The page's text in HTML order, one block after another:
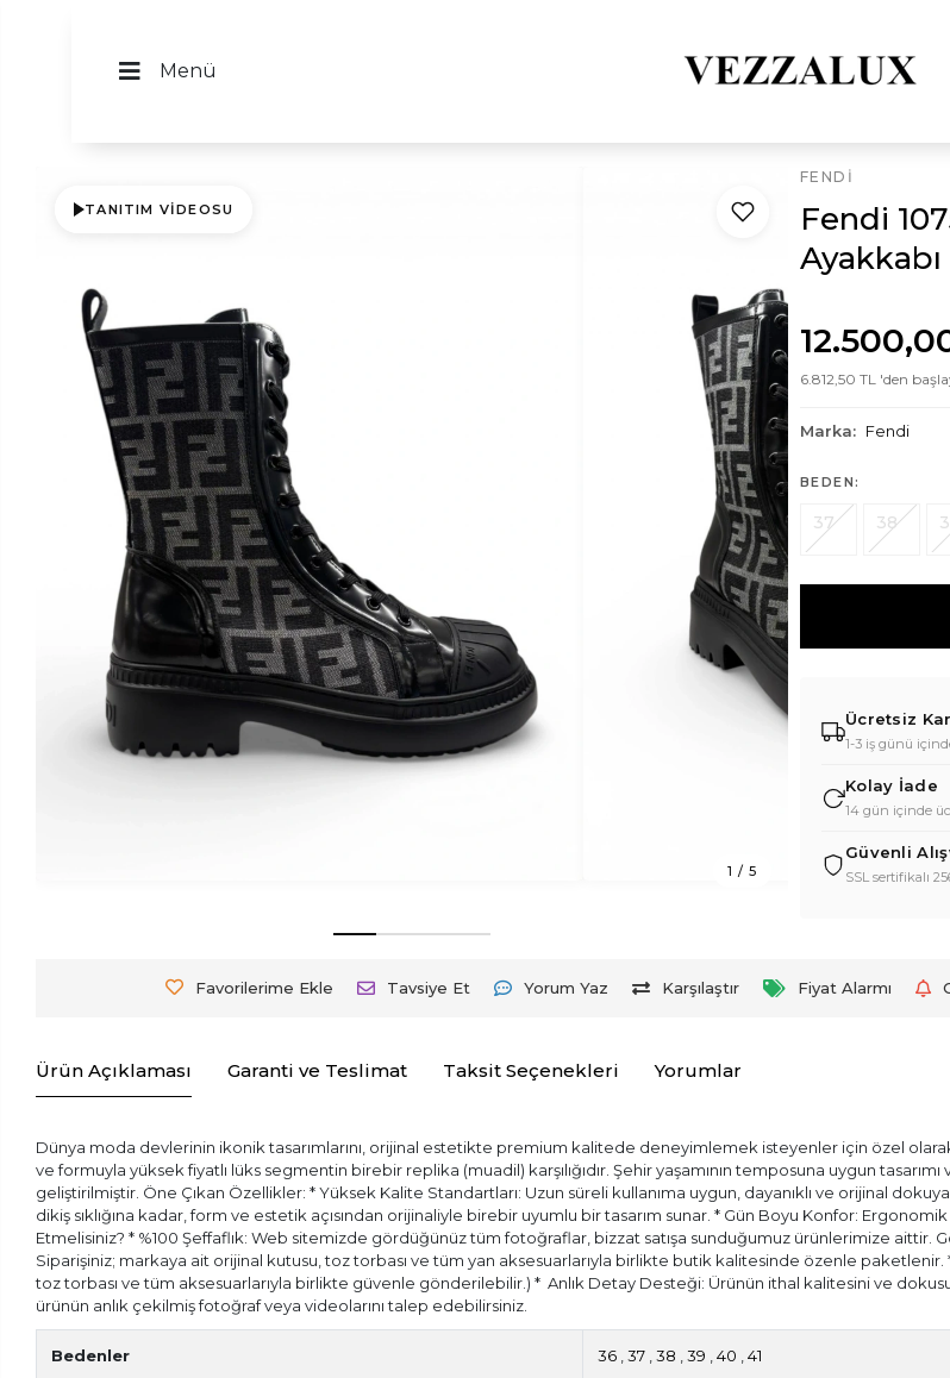
Menü
TANITIM VIDEOSU
1 / 5
FENDI
Fendi
Ayakkabı
6.812,50 TL 'den
Marka: Fendi
BEDEN:
37 38
Ücretsiz
1-3 iş günü
Kolay İade
14 gün içinde
Güvenli
SSL sertifikalı
Favorilerime Ekle Tavsiye Et Yorum Yaz Karşılaştır Fiyat Alarmı
Ürün Açıklaması Garanti ve Teslimat Taksit Seçenekleri Yorumlar
Dünya moda devlerinin ikonik tasarımlarını, orijinal estetikte premium kalitede deneyimlemek isteyenler için özel
ve formuyla yüksek fiyatlı lüks segmentin birebir replika (muadil) karşılığıdır. Şehir yaşamının temposuna uygun
geliştirilmiştir. Öne Çıkan Özellikler: * Yüksek Kalite Standartları: Uzun süreli kullanıma uygun, dayanıklı ve orijinal
dikiş sıklığına kadar, form ve estetik açısından orijinaliyle birebir uyumlu bir tasarım sunar. * Gün Boyu Konfor:
Etmelisiniz? * %100 Şeffaflık: Web sitemizde gördüğünüz tüm fotoğraflar, bizzat satışa sunduğumuz ürünlerimize
Siparişiniz; markaya ait orijinal kutusu, toz torbası ve tüm yan aksesuarlarıyla birlikte butik kalitesinde özenle
toz torbası ve tüm aksesuarlarıyla birlikte güvenle gönderilebilir.) * ⁠ Anlık Detay Desteği: Ürünün ithal kalitesini ve
ürünün anlık çekilmiş fotoğraf veya videolarını talep edebilirsiniz.
Bedenler 36 ,37 ,38 ,39 ,40 ,41